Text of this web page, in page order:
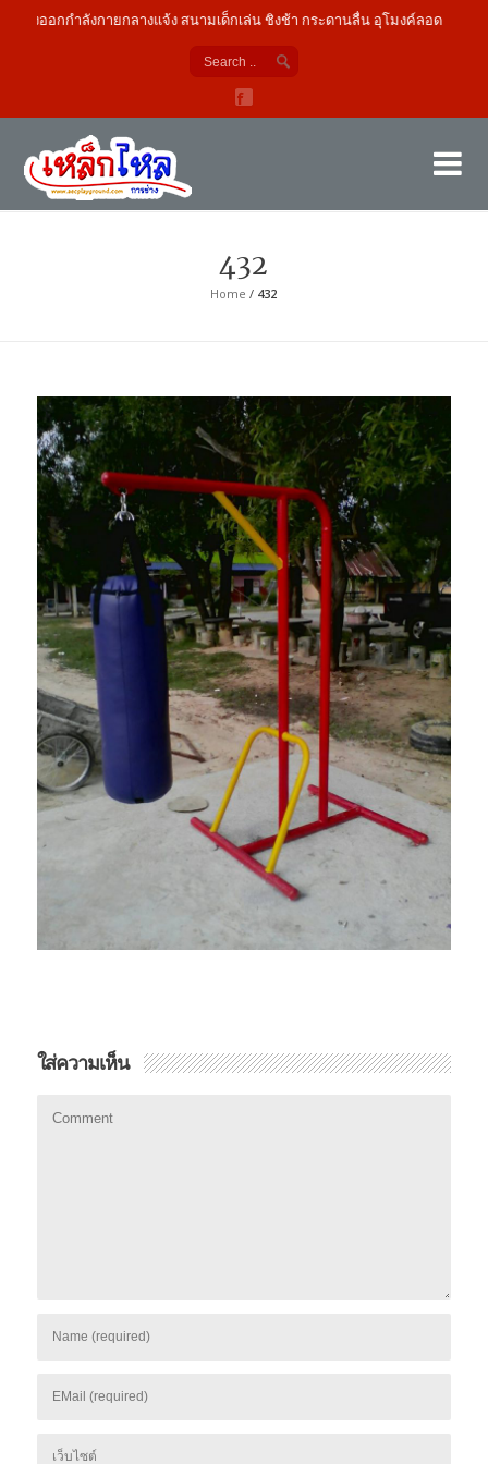
องออกกำลังกายกลางแจ้ง สนามเด็กเล่น ชิงช้า กระดานลื่น อุโมงค์ลอด
432
Home / 432
ใส่ความเห็น